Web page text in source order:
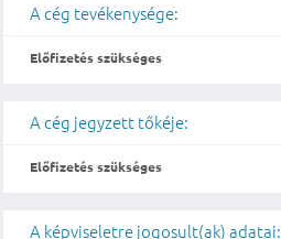
A cég tevékenysége:
Előfizetés szükséges
A cég jegyzett tőkéje:
Előfizetés szükséges
A képviseletre jogosult(ak) adatai: